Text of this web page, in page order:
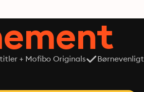
+ Mofibo Originals